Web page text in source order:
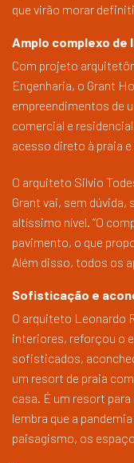
que virão morar
Amplo complexo de
Com projeto
Engenharia, o Grant
empreendimentos de
comercial e
acesso direto à praia
O arquiteto Silvio
Grant vai, sem dúvida,
altíssimo nível. “O
pavimento, o que
Além disso, todos os
Sofisticação e
O arquiteto Leonardo
interiores, reforçou o
sofisticados,
um resort de praia
casa. É um resort
lembra que a
paisagismo, os